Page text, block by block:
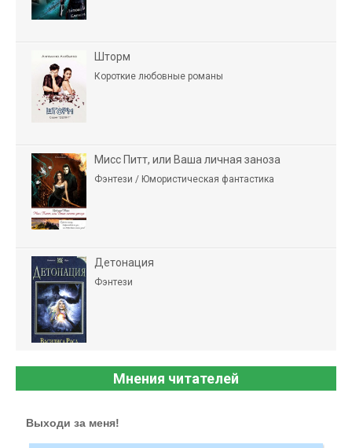
Шторм
Короткие любовные романы
Мисс Питт, или Ваша личная заноза
Фэнтези / Юмористическая фантастика
Детонация
Фэнтези
Мнения читателей
Выходи за меня!